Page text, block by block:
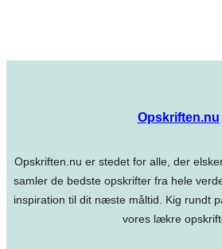
Opskriften.nu
Opskriften.nu er stedet for alle, der
samler de bedste opskrifter fra hele
inspiration til dit næste måltid. Kig rundt
vores lækre